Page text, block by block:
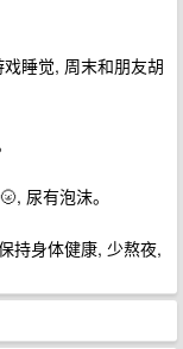
睡觉, 周末和朋友胡
尿有泡沫。
持身体健康, 少熬夜,